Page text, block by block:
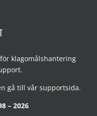
klagomålshantering
gå till vår supportsida.
– 2026